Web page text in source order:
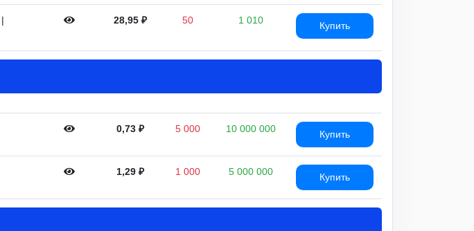
28,95₽ 50 1 010
Купить
0,73₽ 5 000 10 000 000
Купить
1,29₽ 1 000 5 000 000
Купить